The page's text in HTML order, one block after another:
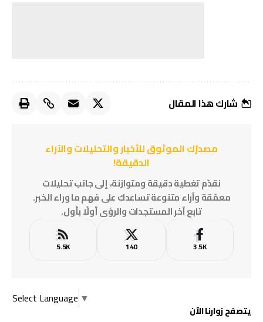
شارك هذا المقال
مصدرُك الموثوق للأخبار والتحليلات والآراء
الدقيقة!
نقدّم تغطية دقيقة ومتوازنة، إلى جانب تحليلات
معمّقة وآراء متنوعة تساعدك على فهم ما وراء الخبر.
تابع آخر المستجدات والرؤى أولًا بأول.
3.5K
140
5.5K
Select Language ▼
يتصفح زوارنا الآن